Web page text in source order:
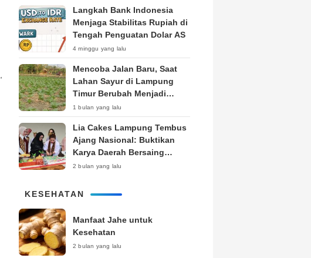
Langkah Bank Indonesia
Menjaga Stabilitas Rupiah di
Tengah Penguatan Dolar AS
4 minggu yang lalu
Mencoba Jalan Baru, Saat
Lahan Sayur di Lampung
Timur Berubah Menjadi
Kebun Tembakau
1 bulan yang lalu
Lia Cakes Lampung Tembus
Ajang Nasional: Buktikan
Karya Daerah Bersaing
Setara Kota Besar
2 bulan yang lalu
KESEHATAN
Manfaat Jahe untuk
Kesehatan
2 bulan yang lalu